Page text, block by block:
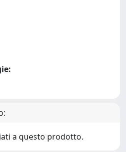
a questo prodotto.